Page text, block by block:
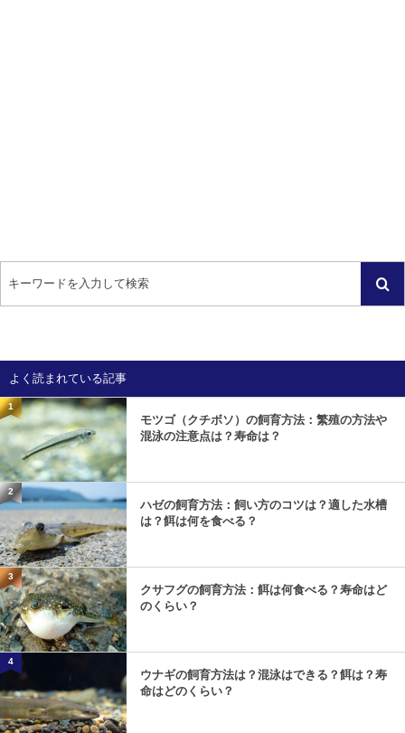
よく読まれている記事
1
モツゴ（クチボソ）の飼育方法：繁殖の方法や
混泳の注意点は？寿命は？
2
ハゼの飼育方法：飼い方のコツは？適した水槽
は？餌は何を食べる？
3
クサフグの飼育方法：餌は何食べる？寿命はど
のくらい？
4
ウナギの飼育方法は？混泳はできる？餌は？寿
命はどのくらい？